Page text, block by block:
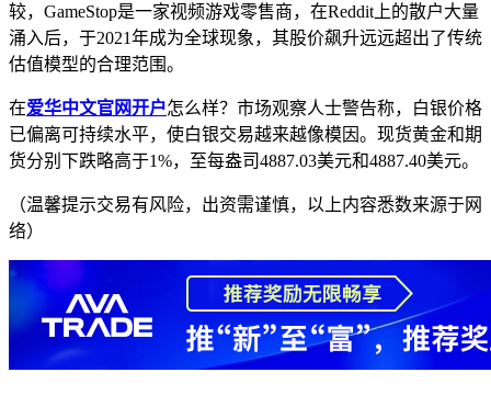
较，GameStop是一家视频游戏零售商，在Reddit上的散户大量
涌入后，于2021年成为全球现象，其股价飙升远远超出了传统
估值模型的合理范围。
在爱华中文官网开户怎么样？市场观察人士警告称，白银价格
已偏离可持续水平，使白银交易越来越像模因。现货黄金和期
货分别下跌略高于1%，至每盎司4887.03美元和4887.40美元。
（温馨提示交易有风险，出资需谨慎，以上内容悉数来源于网
络）